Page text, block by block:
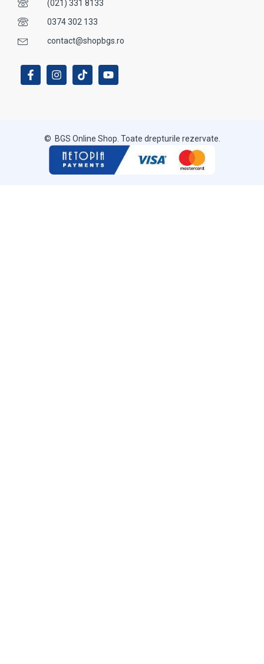
(021) 331 8133
0374 302 133
contact@shopbgs.ro
© BGS Online Shop. Toate drepturile rezervate.